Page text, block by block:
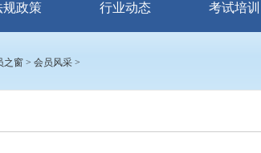
规政策 行业动态 考试培训
之窗 > 会员风采 >